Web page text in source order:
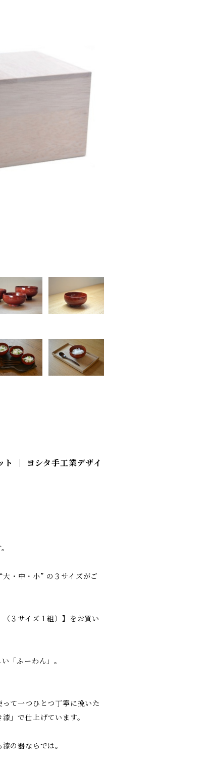
｜ ヨシタ手工業デザイ
・中・小” の３サイズがご
３サイズ１組）】をお買い
「ふーわん」。
て一つひとつ丁寧に挽いた
」で仕上げています。
の器ならでは。